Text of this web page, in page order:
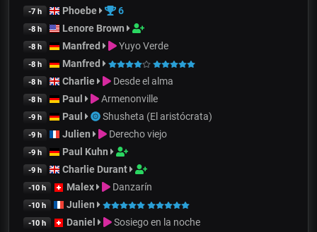
-7 h Phoebe 6
-8 h Lenore Brown
-8 h Manfred Yuyo Verde
-8 h Manfred
-8 h Charlie Desde el alma
-8 h Paul Armenonville
-9 h Paul Shusheta (El aristócrata)
-9 h Julien Derecho viejo
-9 h Paul Kuhn
-9 h Charlie Durant
-10 h Malex Danzarín
-10 h Julien
-10 h Daniel Sosiego en la noche